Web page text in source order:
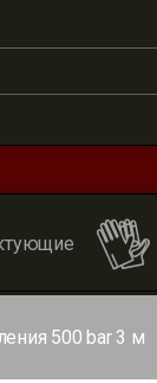
500 bar 3 м